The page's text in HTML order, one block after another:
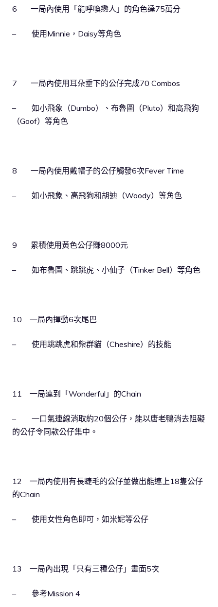
6 一局內使用「能呼喚戀人」的角色達75萬分
– 使用Minnie，Daisy等角色
7 一局內使用耳朵垂下的公仔完成70 Combos
– 如小飛象（Dumbo）、布魯圖（Pluto）和高飛狗
（Goof）等角色
8 一局內使用戴帽子的公仔觸發6次Fever Time
– 如小飛象、高飛狗和胡迪（Woody）等角色
9 累積使用黃色公仔賺8000元
– 如布魯圖、跳跳虎、小仙子（Tinker Bell）等角色
10 一局內揮動6次尾巴
– 使用跳跳虎和柴群貓（Cheshire）的技能
11 一局連到「Wonderful」的Chain
– 一口氣連線消取約20個公仔，能以唐老鴨消去阻礙
的公仔令同款公仔集中。
12 一局內使用有長睫毛的公仔並做出能連上18隻公仔
的Chain
– 使用女性角色即可，如米妮等公仔
13 一局內出現「只有三種公仔」畫面5次
– 參考Mission 4